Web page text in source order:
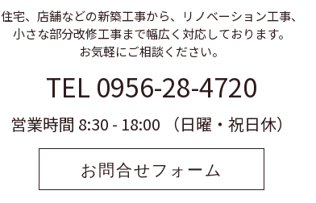
住宅、店舗などの新築工事から、リノベーション工事、
小さな部分改修工事まで幅広く対応しております。
お気軽にご相談ください。
TEL 0956-28-4720
営業時間 8:30 - 18:00 （日曜・祝日休）
お問合せフォーム